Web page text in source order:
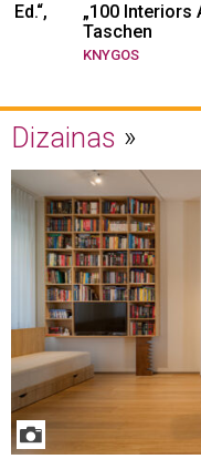
Ed.“,
„100 Interiors
Taschen
KNYGOS
Dizainas